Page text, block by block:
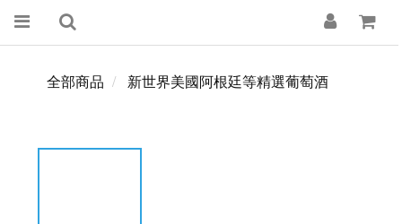
全部商品 新世界美國阿根廷等精選葡萄酒